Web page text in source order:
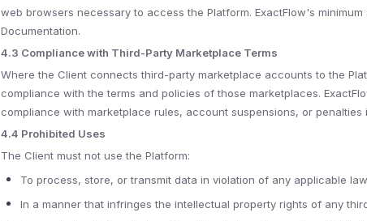
web browsers necessary to access the Platform. ExactFlow's
Documentation.
4.3 Compliance with Third-Party Marketplace Terms
Where the Client connects third-party marketplace accounts to the
compliance with the terms and policies of those marketplaces.
compliance with marketplace rules, account suspensions, or penalties
4.4 Prohibited Uses
The Client must not use the Platform:
To process, store, or transmit data in violation of any applicable
In a manner that infringes the intellectual property rights of any